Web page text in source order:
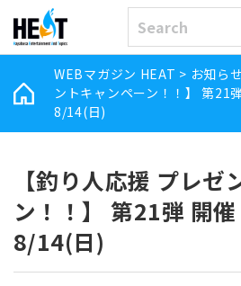
WEBマガジン HEAT > お知らせ
ントキャンペーン！！】 第21
8/14(日)
【釣り人応援 プレゼ
ン！！】 第21弾 開
8/14(日)